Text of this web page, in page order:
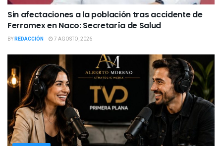
Sin afectaciones a la población tras accidente de
Ferromex en Naco: Secretaría de Salud
BYREDACCIÓN 7 AGOSTO, 2026